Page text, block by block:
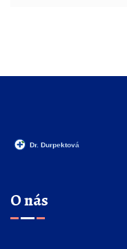
O nás